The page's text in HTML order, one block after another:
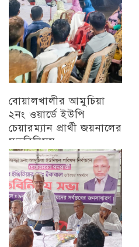
বোয়ালখালীর আমুচিয়া
২নং ওয়ার্ডে ইউপি
চেয়ারম্যান প্রার্থী জয়নালের
মতবিনিময়
চট্টগ্রাম